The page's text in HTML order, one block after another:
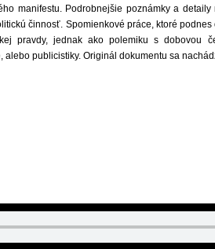
mani­festu. Podrobnejšie poznámky a
činnosť. Spomienkové práce, ktoré podnes
pravdy, jednak ako polemiku s dobovou
publicistiky. Originál dokumentu sa